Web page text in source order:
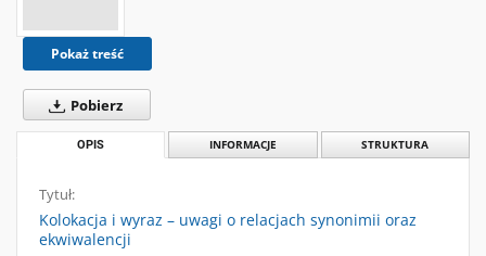
Pokaż treść
Pobierz
OPIS INFORMACJE STRUKTURA
Tytuł:
Kolokacja i wyraz – uwagi o relacjach synonimii oraz
ekwiwalencji